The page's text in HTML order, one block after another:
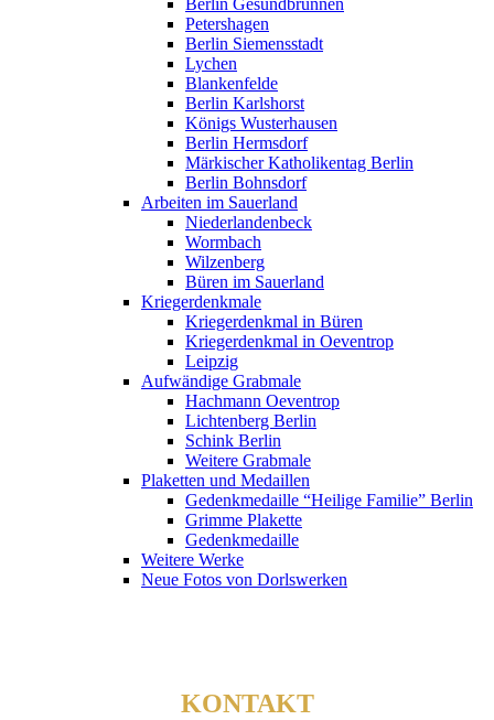
Petershagen
Berlin Siemensstadt
Lychen
Blankenfelde
Berlin Karlshorst
Königs Wusterhausen
Berlin Hermsdorf
Märkischer Katholikentag Berlin
Berlin Bohnsdorf
Arbeiten im Sauerland
Niederlandenbeck
Wormbach
Wilzenberg
Büren im Sauerland
Kriegerdenkmale
Kriegerdenkmal in Büren
Kriegerdenkmal in Oeventrop
Leipzig
Aufwändige Grabmale
Hachmann Oeventrop
Lichtenberg Berlin
Schink Berlin
Weitere Grabmale
Plaketten und Medaillen
Gedenkmedaille “Heilige Familie” Berlin
Grimme Plakette
Gedenkmedaille
Weitere Werke
Neue Fotos von Dorlswerken
KONTAKT